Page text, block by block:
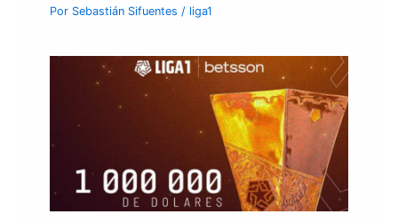
Por Sebastián Sifuentes/ liga1